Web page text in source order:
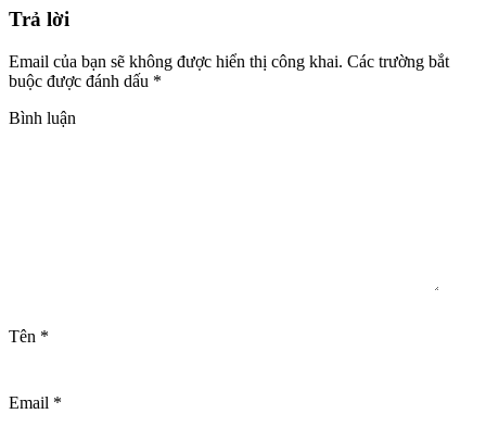
Trả lời
Email của bạn sẽ không được hiển thị công khai. Các trường bắt
buộc được đánh dấu *
Bình luận
Tên *
Email *